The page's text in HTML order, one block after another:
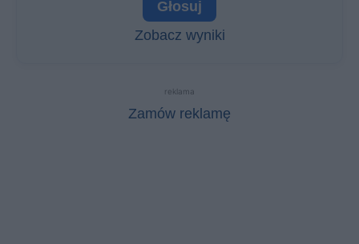
Zobacz wyniki
reklama
Zamów reklamę